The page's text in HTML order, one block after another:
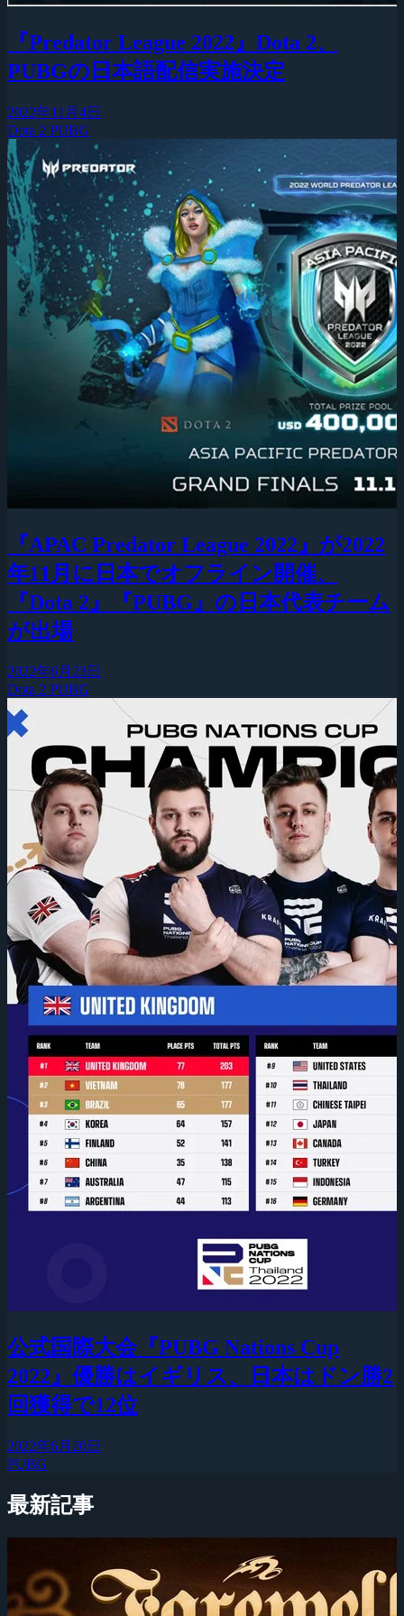
『Predator League 2022』Dota 2、
PUBGの日本語配信実施決定
2022年11月4日
Dota 2 PUBG
『APAC Predator League 2022』が2022
年11月に日本でオフライン開催、
『Dota 2』『PUBG』の日本代表チーム
が出場
2022年6月23日
Dota 2 PUBG
公式国際大会『PUBG Nations Cup
2022』優勝はイギリス、日本はドン勝2
回獲得で12位
2022年6月20日
PUBG
最新記事